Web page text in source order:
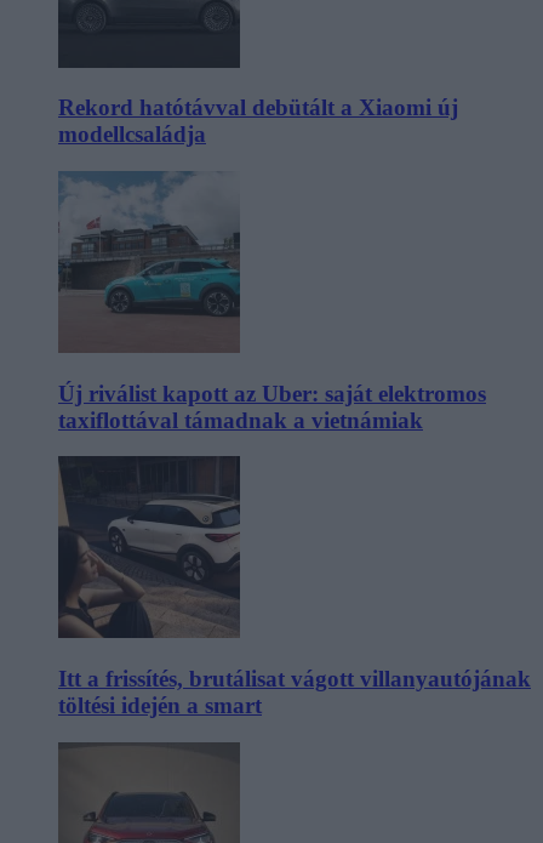
Rekord hatótávval debütált a Xiaomi új
modellcsaládja
Új riválist kapott az Uber: saját elektromos
taxiflottával támadnak a vietnámiak
Itt a frissítés, brutálisat vágott villanyautójának
töltési idején a smart